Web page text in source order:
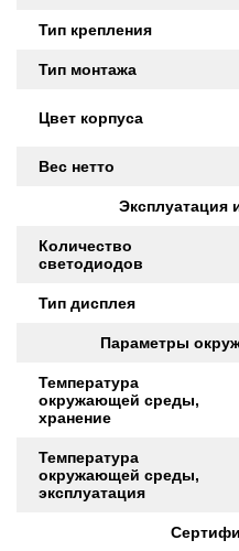
Тип крепления
Тип монтажа
Цвет корпуса
Вес нетто
Эксплуатация
Количество
светодиодов
Тип дисплея
Параметры
Температура
окружающей среды,
хранение
Температура
окружающей среды,
эксплуатация